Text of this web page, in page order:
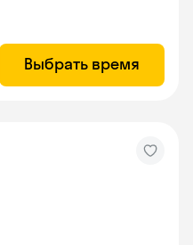
Выбрать время